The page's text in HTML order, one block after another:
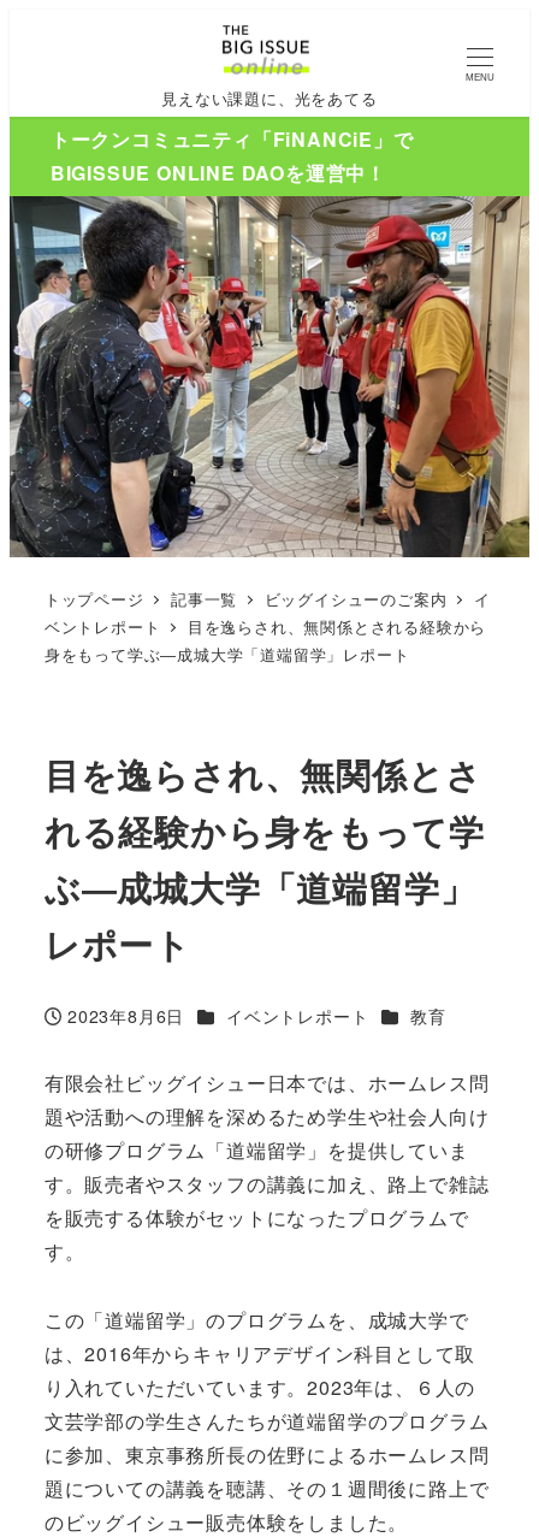
見えない課題に、光をあてる
MENU
トークンコミュニティ「FiNANCiE」で
BIGISSUE ONLINE DAOを運営中！
トップページ 記事一覧 ビッグイシューのご案内
イ
ベントレポート
目を逸らされ、無関係とされる経験から
身をもって学ぶ―成城大学「道端留学」レポート
目を逸らされ、無関係とさ
れる経験から身をもって学
ぶ―成城大学「道端留学」
レポート
投稿日
2023年8月6日 カテゴリー
イベントレポート カテゴリー
教育
有限会社ビッグイシュー日本では、ホームレス問
題や活動への理解を深めるため学生や社会人向け
の研修プログラム「道端留学」を提供していま
す。販売者やスタッフの講義に加え、路上で雑誌
を販売する体験がセットになったプログラムで
す。
この「道端留学」のプログラムを、成城大学で
は、2016年からキャリアデザイン科目として取
り入れていただいています。2023年は、６人の
文芸学部の学生さんたちが道端留学のプログラム
に参加、東京事務所長の佐野によるホームレス問
題についての講義を聴講、その１週間後に路上で
のビッグイシュー販売体験をしました。